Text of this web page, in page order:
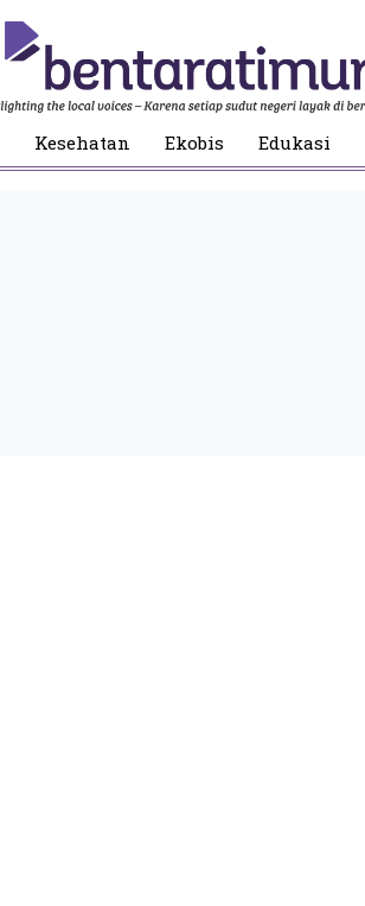
Kesehatan Ekobis Edukasi